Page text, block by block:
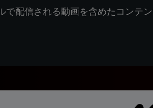
で配信される動画を含めたコンテ